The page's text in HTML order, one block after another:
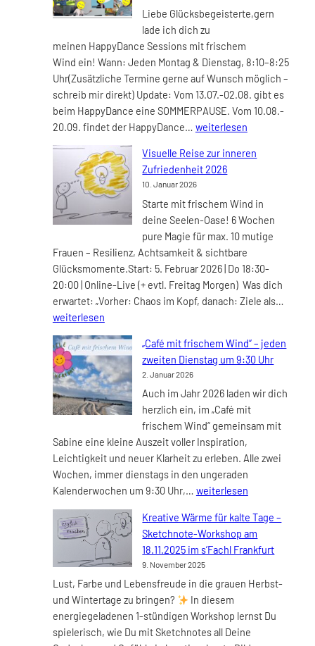
Liebe Glücksbegeisterte,gern
lade ich dich zu
meinen HappyDance Sessions mit frischem
Wind ein! Wann: Jeden Montag & Dienstag, 8:10–8:25
Uhr(Zusätzliche Termine gerne auf Wunsch möglich –
schreib mir direkt) Update: Vom 13.07.-02.08. gibt es
beim HappyDance eine SOMMERPAUSE. Vom 10.08.-
20.09. findet der HappyDance… HappyDance
frischem
Wind
–
Montags
&
Dienstags
live
im
Zoom
weiterlesen
Visuelle Reise zur inneren
Zufriedenheit 2026
10. Januar 2026
Starte mit frischem Wind in
deine Seelen-Oase! 6 Wochen
pure Magie für max. 10 mutige
Frauen – Resilienz, Achtsamkeit & sichtbare
Glücksmomente.Start: 5. Februar 2026 | Do 18:30-
20:00 | Online-Live (+ evtl. Freitag Morgen) Was dich
erwartet: „Vorher: Chaos im Kopf, danach: Ziele als…
weiterlesen
„Café mit frischem Wind“ – jeden
zweiten Dienstag um 9:30 Uhr
2. Januar 2026
Auch im Jahr 2026 laden wir dich
herzlich ein, im „Café mit
frischem Wind“ gemeinsam mit
Sabine eine kleine Auszeit voller Inspiration,
Leichtigkeit und neuer Klarheit zu erleben. Alle zwei
Wochen, immer dienstags in den ungeraden
Kalenderwochen um 9:30 Uhr,… „Café
frischem
Wind“
–
jeden
zweiten
Dienstag
um
9:30
weiterlesen
Kreative Wärme für kalte Tage –
Sketchnote-Workshop am
18.11.2025 im s’Fachl Frankfurt
9. November 2025
Lust, Farbe und Lebensfreude in die grauen Herbst-
und Wintertage zu bringen?
In diesem
energiegeladenen 1-stündigen Workshop lernst Du
spielerisch, wie Du mit Sketchnotes all Deine